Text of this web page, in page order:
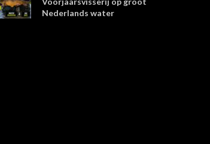
Nederlands water